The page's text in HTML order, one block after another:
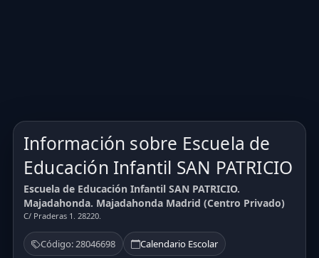
Información sobre Escuela de
Educación Infantil SAN PATRICIO
Escuela de Educación Infantil SAN PATRICIO.
Majadahonda. Majadahonda Madrid (Centro Privado)
C/ Praderas 1. 28220.
Código: 28046698 Calendario Escolar